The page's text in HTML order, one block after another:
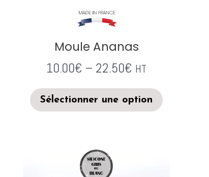
Moule Ananas
10.00€ – 22.50€ HT
Sélectionner une option